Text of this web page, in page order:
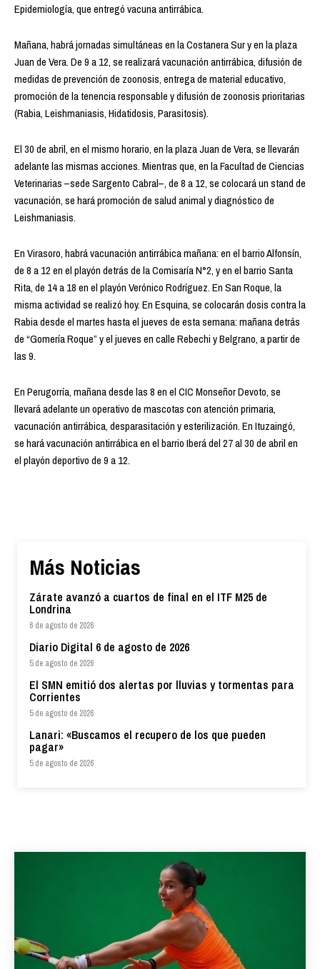
Epidemiología, que entregó vacuna antirrábica.
Mañana, habrá jornadas simultáneas en la Costanera Sur y en la plaza
Juan de Vera. De 9 a 12, se realizará vacunación antirrábica, difusión de
medidas de prevención de zoonosis, entrega de material educativo,
promoción de la tenencia responsable y difusión de zoonosis prioritarias
(Rabia, Leishmaniasis, Hidatidosis, Parasitosis).
El 30 de abril, en el mismo horario, en la plaza Juan de Vera, se llevarán
adelante las mismas acciones. Mientras que, en la Facultad de Ciencias
Veterinarias –sede Sargento Cabral–, de 8 a 12, se colocará un stand de
vacunación, se hará promoción de salud animal y diagnóstico de
Leishmaniasis.
En Virasoro, habrá vacunación antirrábica mañana: en el barrio Alfonsín,
de 8 a 12 en el playón detrás de la Comisaría N°2, y en el barrio Santa
Rita, de 14 a 18 en el playón Verónico Rodríguez. En San Roque, la
misma actividad se realizó hoy. En Esquina, se colocarán dosis contra la
Rabia desde el martes hasta el jueves de esta semana: mañana detrás
de “Gomería Roque” y el jueves en calle Rebechi y Belgrano, a partir de
las 9.
En Perugorría, mañana desde las 8 en el CIC Monseñor Devoto, se
llevará adelante un operativo de mascotas con atención primaria,
vacunación antirrábica, desparasitación y esterilización. En Ituzaingó,
se hará vacunación antirrábica en el barrio Iberá del 27 al 30 de abril en
el playón deportivo de 9 a 12.
Más Noticias
Zárate avanzó a cuartos de final en el ITF M25 de
Londrina
6 de agosto de 2026
Diario Digital 6 de agosto de 2026
5 de agosto de 2026
El SMN emitió dos alertas por lluvias y tormentas para
Corrientes
5 de agosto de 2026
Lanari: «Buscamos el recupero de los que pueden
pagar»
5 de agosto de 2026